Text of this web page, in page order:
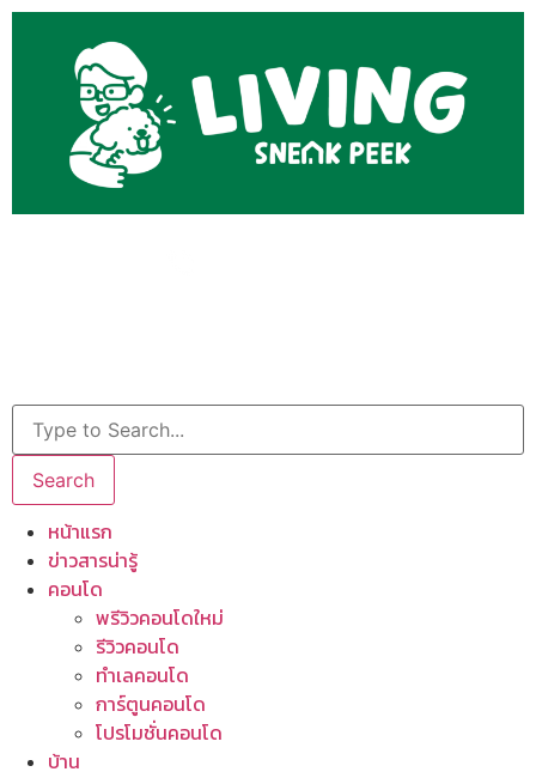
Search
หน้าแรก
ข่าวสารน่ารู้
คอนโด
พรีวิวคอนโดใหม่
รีวิวคอนโด
ทำเลคอนโด
การ์ตูนคอนโด
โปรโมชั่นคอนโด
บ้าน